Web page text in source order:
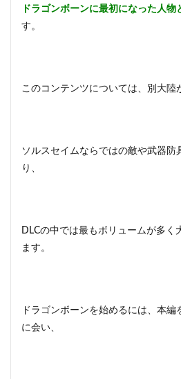
ドラゴンボーンに最初になった人
す。
このコンテンツについては、別大陸
ソルスセイムならではの敵や武器防
り、
DLCの中では最もボリュームが多く
ます。
ドラゴンボーンを始めるには、本編
に会い、